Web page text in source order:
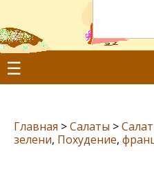
☰
Главная >Салаты >
зелени, Похудение,